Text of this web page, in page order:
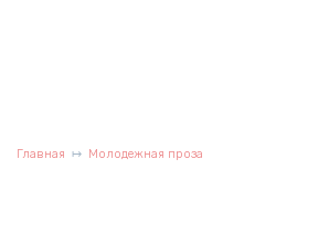
Главная Молодежная проза